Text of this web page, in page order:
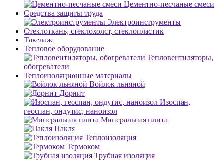
Цементно-песчаные смеси
Средства защиты труда
Электроинструменты
Стеклоткань, стеклохолст, стеклопластик
Такелаж
Тепловое оборудование
Тепловентиляторы,
обогреватели
Теплоизоляционные материалы
Войлок льняной
Дорнит
Изоспан,
геоспан, ондутис, наноизол
Минеральная плита
Пакля
Теплоизоляция
Термоком
Трубная изоляция